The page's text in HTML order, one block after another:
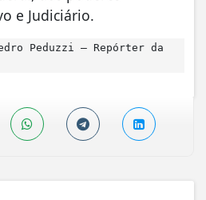
e Judiciário.
Peduzzi – Repórter da